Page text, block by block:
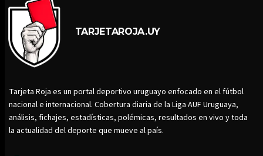
TARJETAROJA.UY
Tarjeta Roja es un portal deportivo uruguayo enfocado en el fútbol
nacional e internacional. Cobertura diaria de la Liga AUF Uruguaya,
análisis, fichajes, estadísticas, polémicas, resultados en vivo y toda
la actualidad del deporte que mueve al país.